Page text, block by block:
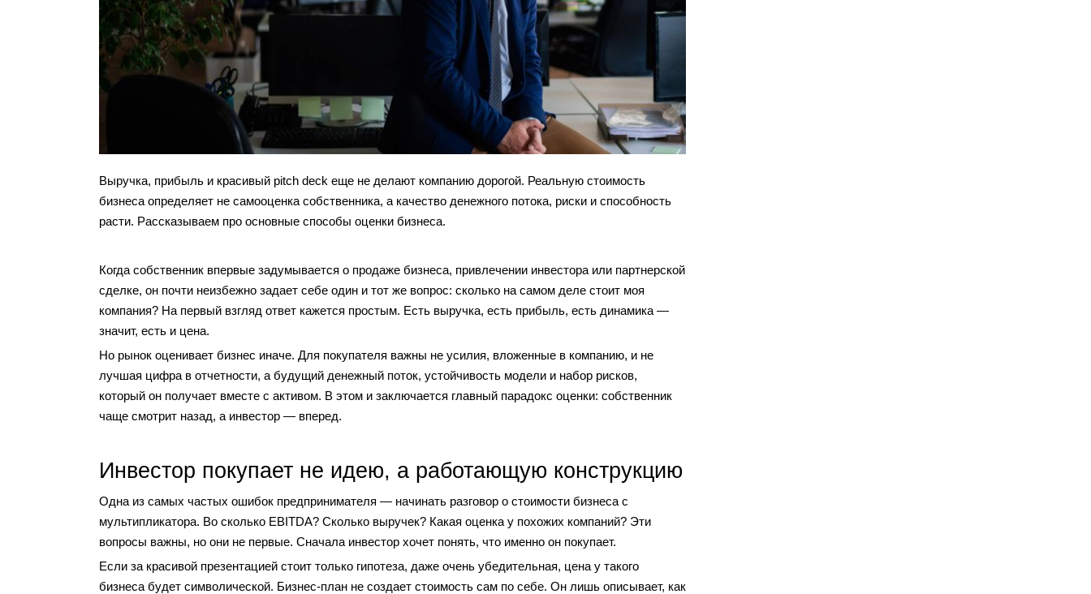
Выручка, прибыль и красивый pitch deck еще не делают компанию дорогой. Реальную стоимость
бизнеса определяет не самооценка собственника, а качество денежного потока, риски и способность
расти. Рассказываем про основные способы оценки бизнеса.
Когда собственник впервые задумывается о продаже бизнеса, привлечении инвестора или партнерской
сделке, он почти неизбежно задает себе один и тот же вопрос: сколько на самом деле стоит моя
компания? На первый взгляд ответ кажется простым. Есть выручка, есть прибыль, есть динамика —
значит, есть и цена.
Но рынок оценивает бизнес иначе. Для покупателя важны не усилия, вложенные в компанию, и не
лучшая цифра в отчетности, а будущий денежный поток, устойчивость модели и набор рисков,
который он получает вместе с активом. В этом и заключается главный парадокс оценки: собственник
чаще смотрит назад, а инвестор — вперед.
Инвестор покупает не идею, а работающую конструкцию
Одна из самых частых ошибок предпринимателя — начинать разговор о стоимости бизнеса с
мультипликатора. Во сколько EBITDA? Сколько выручек? Какая оценка у похожих компаний? Эти
вопросы важны, но они не первые. Сначала инвестор хочет понять, что именно он покупает.
Если за красивой презентацией стоит только гипотеза, даже очень убедительная, цена у такого
бизнеса будет символической. Бизнес-план не создает стоимость сам по себе. Он лишь описывает, как